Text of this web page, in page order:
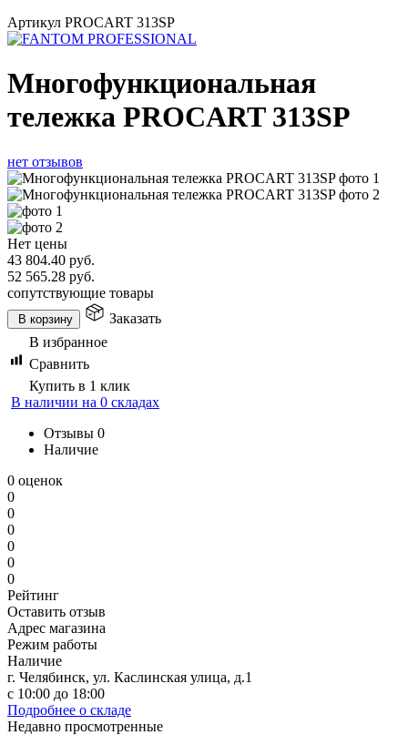
Артикул PROCART 313SP
Многофункциональная
тележка PROCART 313SP
нет отзывов
Нет цены
43 804.40 руб.
52 565.28 руб.
сопутствующие товары
В корзину
Заказать
В избранное
Сравнить
Купить в 1 клик
В наличии на 0 складах
Отзывы 0
Наличие
0 оценок
0
0
0
0
0
0
Рейтинг
Оставить отзыв
Адрес магазина
Режим работы
Наличие
г. Челябинск, ул. Каслинская улица, д.1
с 10:00 до 18:00
Подробнее о складе
Недавно просмотренные